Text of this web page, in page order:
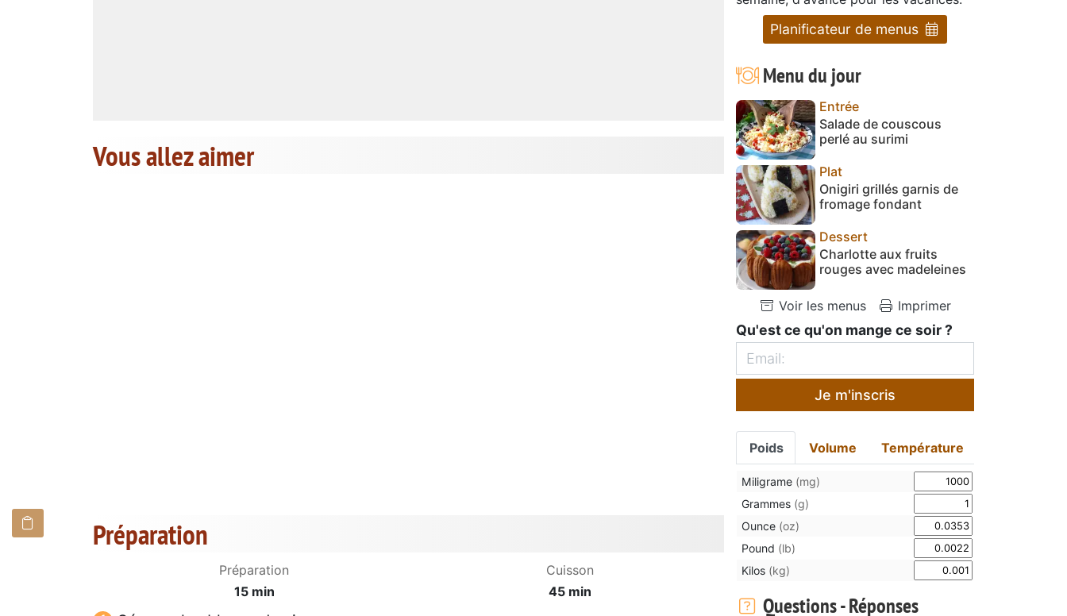
Vous allez aimer
Préparation
Préparation
15 min
Cuisson
45 min
Planificateur de menus
Menu du jour
Entrée
Salade de couscous
perlé au surimi
Plat
Onigiri grillés garnis de
fromage fondant
Dessert
Charlotte aux fruits
rouges avec madeleines
Voir les menus Imprimer
Qu'est ce qu'on mange ce soir ?
Je m'inscris
Poids Volume Température
Miligrame (mg)
Grammes (g)
Ounce (oz)
Pound (lb)
Kilos (kg)
Questions - Réponses